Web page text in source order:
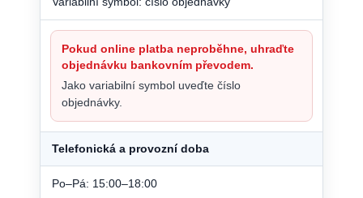
Pokud online platba neproběhne, uhraďte
objednávku bankovním převodem.
Jako variabilní symbol uveďte číslo
objednávky.
Telefonická a provozní doba
Po–Pá: 15:00–18:00